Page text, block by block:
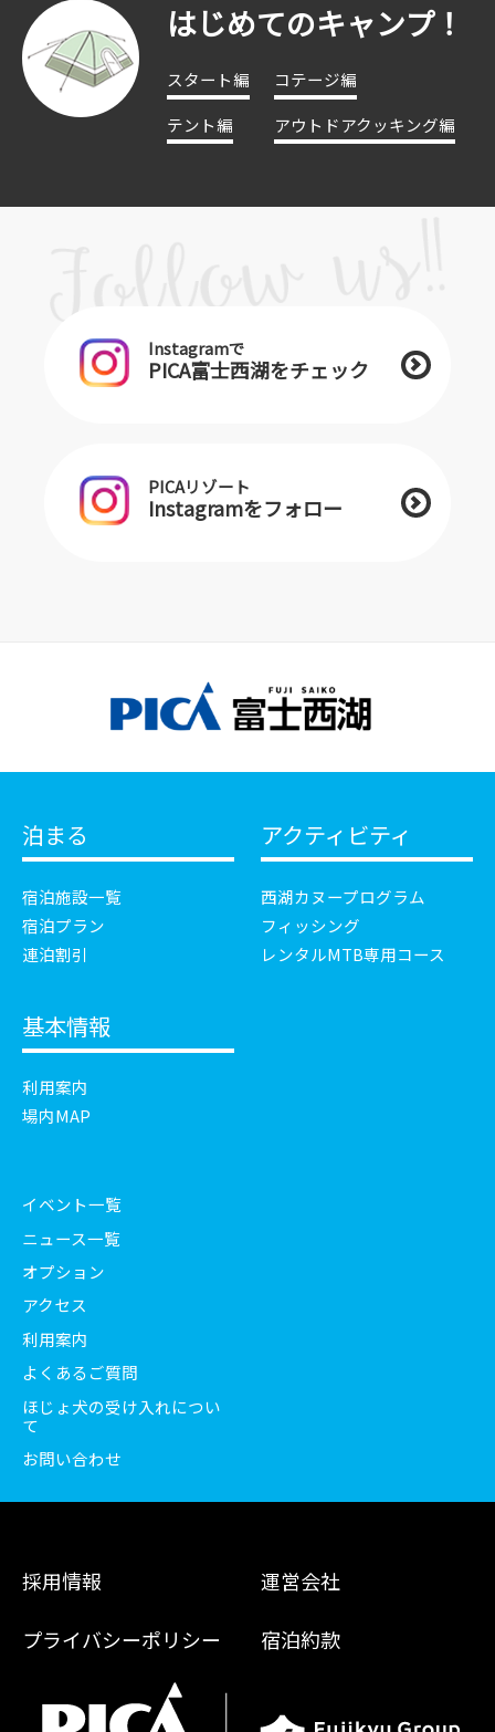
はじめてのキャンプ！
スタート編
コテージ編
テント編
アウトドアクッキング編
Instagramで
PICA富士西湖をチェック
PICAリゾート
Instagramをフォロー
泊まる
宿泊施設一覧
宿泊プラン
連泊割引
アクティビティ
西湖カヌープログラム
フィッシング
レンタルMTB専用コース
基本情報
利用案内
場内MAP
イベント一覧
ニュース一覧
オプション
アクセス
利用案内
よくあるご質問
ほじょ犬の受け入れについ
て
お問い合わせ
採用情報 運営会社
プライバシーポリシー 宿泊約款